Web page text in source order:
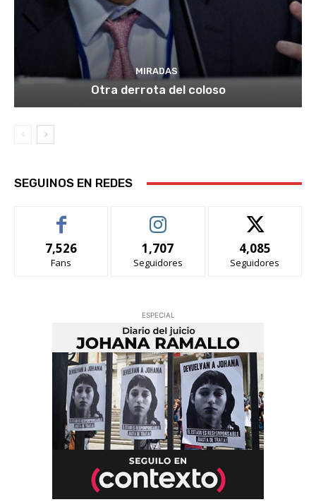
MIRADAS
Otra derrota del coloso
SEGUINOS EN REDES
7,526
Fans
1,707
Seguidores
4,085
Seguidores
ESPECIAL